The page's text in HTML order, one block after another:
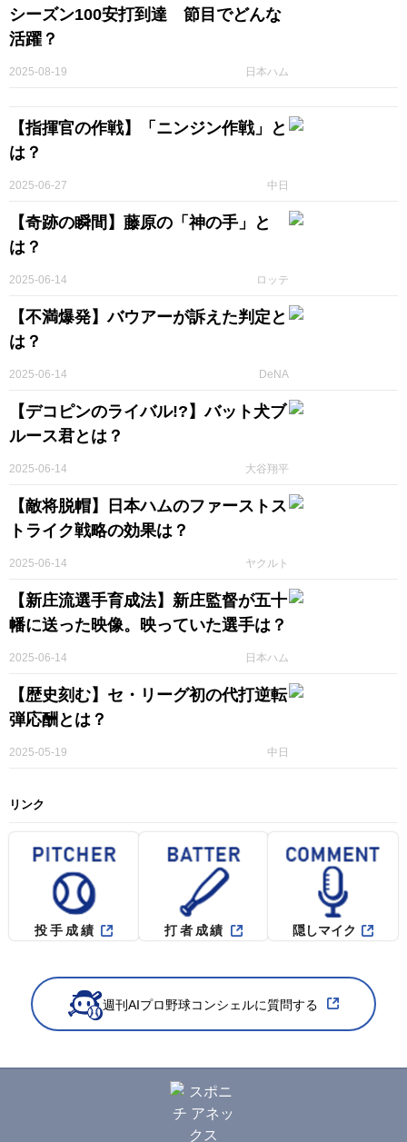
シーズン100安打到達 節目でどんな
活躍？
日本ハム
2025-08-19
【指揮官の作戦】「ニンジン作戦」と
は？
中日
2025-06-27
【奇跡の瞬間】藤原の「神の手」と
は？
ロッテ
2025-06-14
【不満爆発】バウアーが訴えた判定と
は？
DeNA
2025-06-14
【デコピンのライバル!?】バット犬ブ
ルース君とは？
大谷翔平
2025-06-14
【敵将脱帽】日本ハムのファーストス
トライク戦略の効果は？
ヤクルト
2025-06-14
【新庄流選手育成法】新庄監督が五十
幡に送った映像。映っていた選手は？
日本ハム
2025-06-14
【歴史刻む】セ・リーグ初の代打逆転
弾応酬とは？
中日
2025-05-19
リンク
投手成績 打者成績 隠しマイク
週刊AIプロ野球コンシェルに質問する